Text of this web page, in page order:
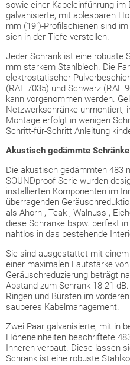
sowie einer Kabeleinführung im
galvanisierte, mit ablesbaren
mm (19")-Profilschienen sind
sich in der Tiefe verstellen.
Jeder Schrank ist eine robuste
mm starkem Stahlblech. Die
elektrostatischer
(RAL 7035) und Schwarz (RAL
kann vorgenommen werden.
Netzwerkschränke unmontiert,
Montage erfolgt in wenigen
Schritt-für-Schritt Anleitung
Akustisch gedämmte Schränke
Die akustisch gedämmten 483
SOUNDproof Serie wurden
installierten Komponenten im
überragenden
als Ahorn-, Teak-, Walnuss-,
diese Schränke bspw. perfekt
nahtlos in das bestehende
Sie sind ausgestattet mit
einer maximalen Lautstärke
Geräuschreduzierung beträgt
Abstand zum Schrank 18-21
Ringen und Bürsten im
sauberes Kabelmanagement.
Zwei Paar galvanisierte, mit in
Höheneinheiten beschriftete
Inneren verbaut. Diese lassen
Schrank ist eine robuste